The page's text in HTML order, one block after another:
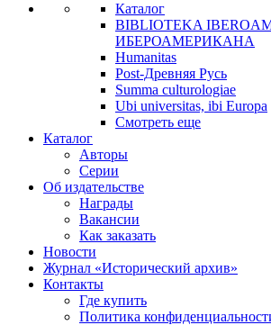
Каталог
BIBLIOTEKA
ИБЕРОАМЕРИКАНА
Humanitas
Post-Древняя Русь
Summa culturologiae
Ubi universitas, ibi Europa
Смотреть еще
Каталог
Авторы
Серии
Об издательстве
Награды
Вакансии
Как заказать
Новости
Журнал «Исторический архив»‎
Контакты
Где купить
Политика